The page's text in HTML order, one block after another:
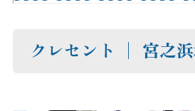
クレセント │ 宮之